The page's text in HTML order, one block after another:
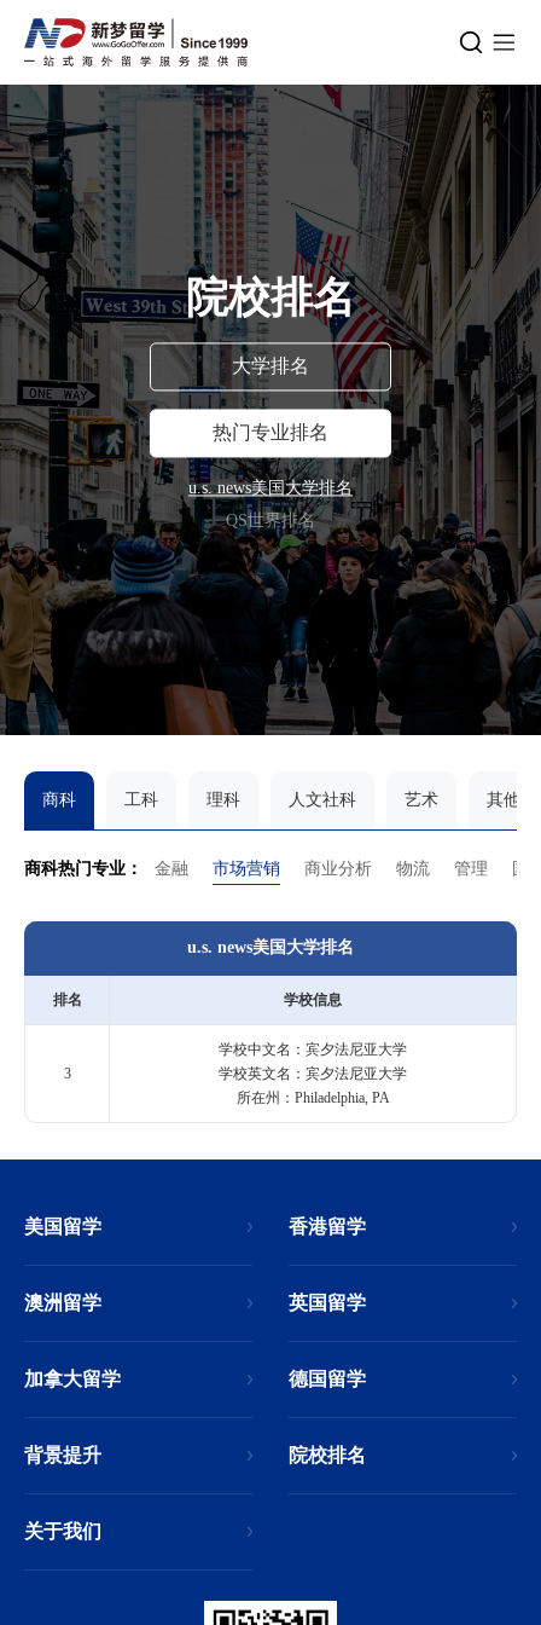
院校排名
大学排名
热门专业排名
u.s. news美国大学排名
QS世界排名
商科 工科 理科 人文社科 艺术 其他
商科热门专业： 金融 市场营销 商业分析 物流 管理 国
u.s. news美国大学排名
排名 学校信息
3
学校中文名：宾夕法尼亚大学
学校英文名：宾夕法尼亚大学
所在州：Philadelphia, PA
美国留学 香港留学
澳洲留学 英国留学
加拿大留学 德国留学
背景提升 院校排名
关于我们